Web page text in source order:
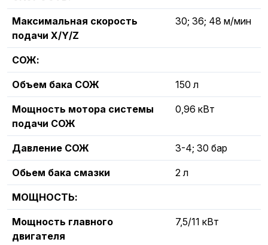
Максимальная скорость
подачи X/Y/Z
30; 36; 48 м/мин
СОЖ:
Объем бака СОЖ 150 л
Мощность мотора системы
подачи СОЖ
0,96 кВт
Давление СОЖ 3-4; 30 бар
Обьем бака смазки 2 л
МОЩНОСТЬ:
Мощность главного
двигателя
7,5/11 кВт